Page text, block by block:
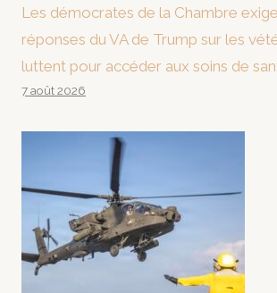
Les démocrates de la Chambre
réponses du VA de Trump sur les
luttent pour accéder aux soins de
7 août 2026